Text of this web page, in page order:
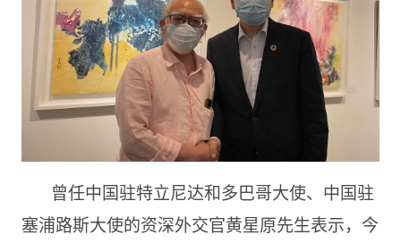
曾任中国驻特立尼达和多巴哥大使、中国驻
塞浦路斯大使的资深外交官黄星原先生表示，今